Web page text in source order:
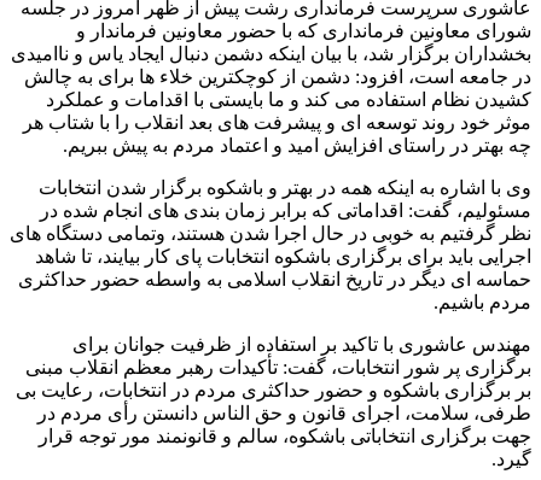
عاشوری سرپرست فرمانداری رشت پیش از ظهر امروز در جلسه
شورای معاونین فرمانداری که با حضور معاونین فرماندار و
بخشداران برگزار شد، با بیان اینکه دشمن دنبال ایجاد یاس و ناامیدی
در جامعه است، افزود: دشمن از کوچکترین خلاء ها برای به چالش
کشیدن نظام استفاده می کند و ما بایستی با اقدامات و عملکرد
موثر خود روند توسعه ای و پیشرفت های بعد انقلاب را با شتاب هر
چه بهتر در راستای افزایش امید و اعتماد مردم به پیش ببریم.
وی با اشاره به اینکه همه در بهتر و باشکوه برگزار شدن انتخابات
مسئولیم‌، گفت: اقداماتی که برابر زمان بندی های انجام شده در
نظر گرفتیم به خوبی در حال اجرا شدن هستند، وتمامی دستگاه های
اجرایی باید برای برگزاری باشکوه انتخابات پای کار بیایند، تا شاهد
حماسه ای دیگر در تاریخ انقلاب اسلامی به واسطه حضور حداکثری
مردم باشیم.
مهندس عاشوری با تاکید بر استفاده از ظرفیت جوانان برای
برگزاری پر شور انتخابات، گفت: تأکیدات رهبر معظم انقلاب مبنی
بر برگزاری باشکوه و حضور حداکثری مردم در انتخابات، رعایت بی
طرفی، سلامت، اجرای قانون و حق الناس دانستن رأی مردم در
جهت برگزاری انتخاباتی باشکوه، سالم و قانونمند مور توجه قرار
گیرد.